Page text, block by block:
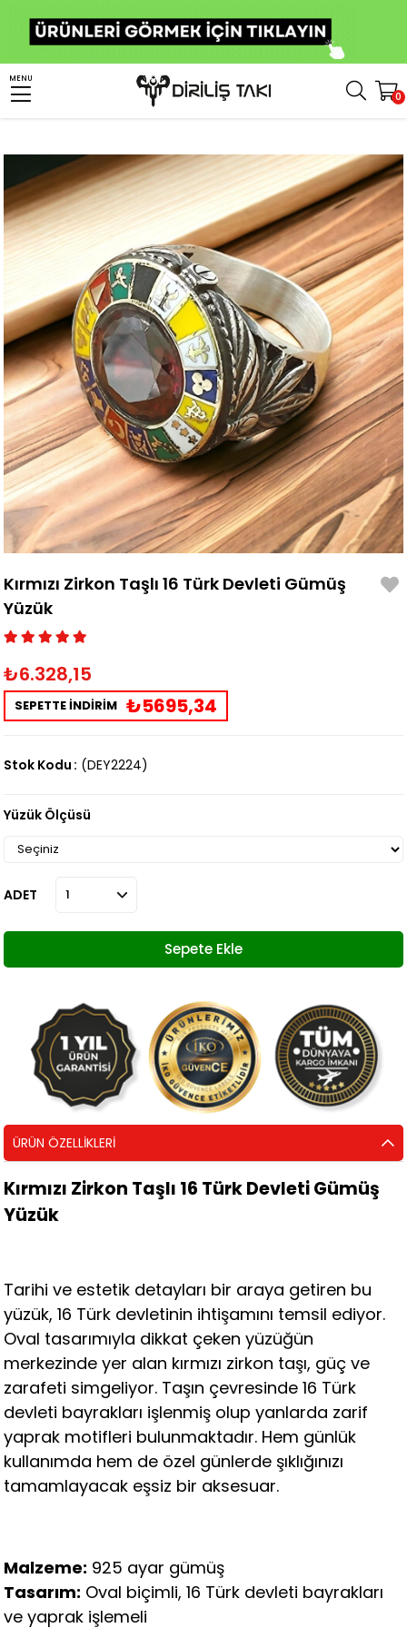
MENU
0
Erkek Gümüş Yüzük
Kırmızı Zirkon Taşlı 16 Türk Devleti Gümüş Yüzük
Kırmızı Zirkon Taşlı 16 Türk Devleti Gümüş
Yüzük
₺6.328,15
SEPETTE İNDİRİM ₺5695,34
Stok Kodu (DEY2224)
Yüzük Ölçüsü
ADET
ÜRÜN ÖZELLIKLERI
Kırmızı Zirkon Taşlı 16 Türk Devleti Gümüş
Yüzük
Tarihi ve estetik detayları bir araya getiren bu
yüzük, 16 Türk devletinin ihtişamını temsil ediyor.
Oval tasarımıyla dikkat çeken yüzüğün
merkezinde yer alan kırmızı zirkon taşı, güç ve
zarafeti simgeliyor. Taşın çevresinde 16 Türk
devleti bayrakları işlenmiş olup yanlarda zarif
yaprak motifleri bulunmaktadır. Hem günlük
kullanımda hem de özel günlerde şıklığınızı
tamamlayacak eşsiz bir aksesuar.
Malzeme: 925 ayar gümüş
Tasarım: Oval biçimli, 16 Türk devleti bayrakları
ve yaprak işlemeli